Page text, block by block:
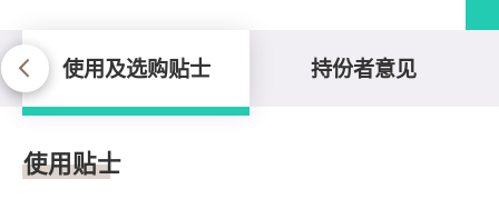
使用及选购贴士 持份者意见
使用及选购贴士
使用贴士